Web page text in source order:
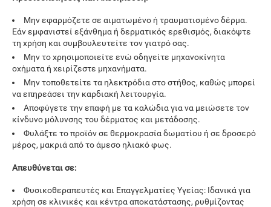
Μην εφαρμόζετε σε αιματωμένο ή τραυματισμένο δέρμα.
Εάν εμφανιστεί εξάνθημα ή δερματικός ερεθισμός, διακόψτε
τη χρήση και συμβουλευτείτε τον γιατρό σας.
Μην το χρησιμοποιείτε ενώ οδηγείτε μηχανοκίνητα
οχήματα ή χειρίζεστε μηχανήματα.
Μην τοποθετείτε τα ηλεκτρόδια στο στήθος, καθώς μπορεί
να επηρεάσει την καρδιακή λειτουργία.
Αποφύγετε την επαφή με τα καλώδια για να μειώσετε τον
κίνδυνο μόλυνσης του δέρματος και μετάδοσης.
Φυλάξτε το προϊόν σε θερμοκρασία δωματίου ή σε δροσερό
μέρος, μακριά από το άμεσο ηλιακό φως.
Απευθύνεται σε:
Φυσικοθεραπευτές και Επαγγελματίες Υγείας: Ιδανικά για
χρήση σε κλινικές και κέντρα αποκατάστασης, ρυθμίζοντας